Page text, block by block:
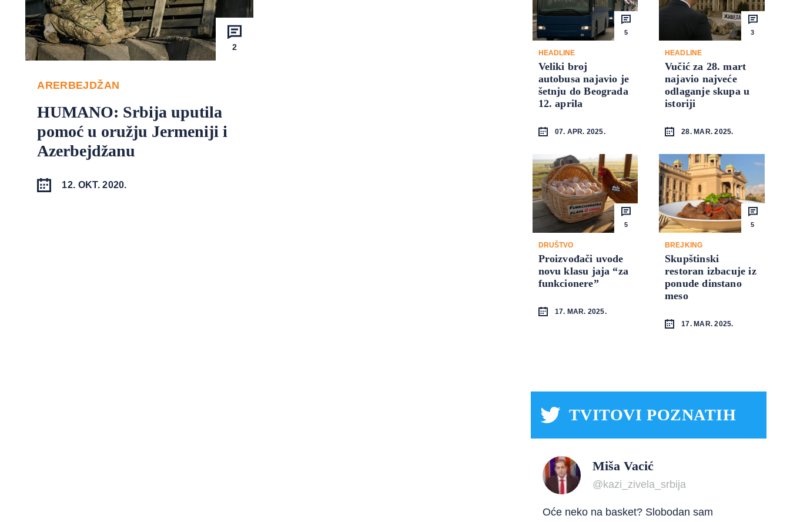
2
ARERBEJDŽAN
HUMANO: Srbija uputila
pomoć u oružju Jermeniji i
Azerbejdžanu
12. OKT. 2020.
5
HEADLINE
Veliki broj
autobusa najavio je
šetnju do Beograda
12. aprila
07. APR. 2025.
3
HEADLINE
Vučić za 28. mart
najavio najveće
odlaganje skupa u
istoriji
28. MAR. 2025.
5
DRUŠTVO
Proizvođači uvode
novu klasu jaja “za
funkcionere”
17. MAR. 2025.
5
BREJKING
Skupštinski
restoran izbacuje iz
ponude dinstano
meso
17. MAR. 2025.
TVITOVI POZNATIH
Miša Vacić
@kazi_zivela_srbija
Oće neko na basket? Slobodan sam